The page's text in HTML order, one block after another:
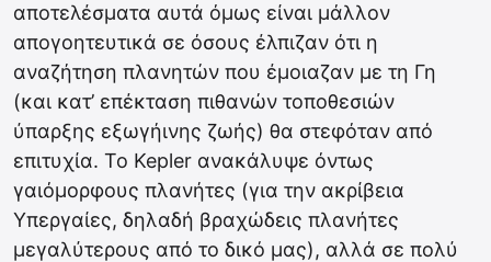
αποτελέσματα αυτά όμως είναι μάλλον
απογοητευτικά σε όσους έλπιζαν ότι η
αναζήτηση πλανητών που έμοιαζαν με τη Γη
(και κατ’ επέκταση πιθανών τοποθεσιών
ύπαρξης εξωγήινης ζωής) θα στεφόταν από
επιτυχία. Το Kepler ανακάλυψε όντως
γαιόμορφους πλανήτες (για την ακρίβεια
Υπεργαίες, δηλαδή βραχώδεις πλανήτες
μεγαλύτερους από το δικό μας), αλλά σε πολύ